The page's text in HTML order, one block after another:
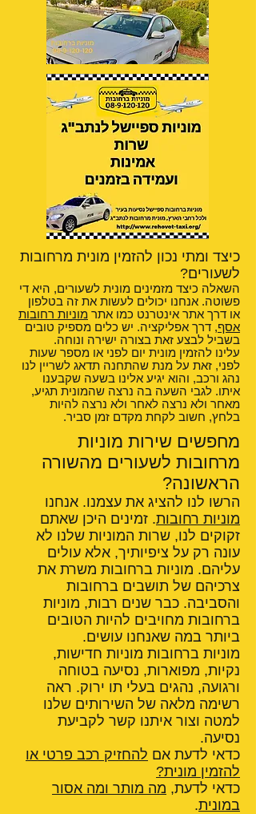
כיצד ומתי נכון להזמין מונית מרחובות
לשעורים?
השאלה כיצד מזמינים מונית לשעורים, היא די
פשוטה. אנחנו יכולים לעשות את זה בטלפון
או דרך אתר אינטרנט כמו אתר מוניות רחובות
אסף, דרך אפליקציה. יש כלים מספיק טובים
בשביל לבצע זאת בצורה ישירה ונוחה.
עלינו להזמין מונית יום לפני או מספר שעות
לפני, זאת על מנת שהתחנה תדאג לשריין לנו
נהג ורכב, והוא יגיע אלינו בשעה שקבענו
איתו. לגבי השעה בה נרצה שהמונית תגיע,
מאחר ולא נרצה לאחר ולא נרצה להיות
בלחץ, חשוב לקחת מקדם זמן סביר.
מחפשים שירות מוניות
מרחובות לשעורים מהשורה
הראשונה?
הרשו לנו להציג את עצמנו. אנחנו
מוניות רחובות. זמינים היכן שאתם
זקוקים לנו, שרות המוניות שלנו לא
עונה רק על ציפיותיך, אלא עולים
עליהם. מוניות ברחובות משרת את
צרכיהם של תושבים ברחובות
והסביבה. כבר שנים רבות, מוניות
ברחובות מחויבים להיות הטובים
ביותר במה שאנחנו עושים.
מוניות ברחובות מוניות חדישות,
נקיות, מפוארות, נסיעה בטוחה
ורגועה, נהגים בעלי תו ירוק. ראה
רשימה מלאה של השירותים שלנו
למטה וצור איתנו קשר לקביעת
נסיעה.
כדאי לדעת אם להחזיק רכב פרטי או
להזמין מונית?
כדאי לדעת, מה מותר ומה אסור
במונית.